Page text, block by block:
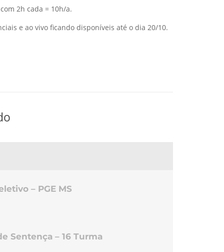
2h cada = 10h/a.
e ao vivo ficando disponíveis até o dia 20/10.
– PGE MS
Sentença – 16 Turma